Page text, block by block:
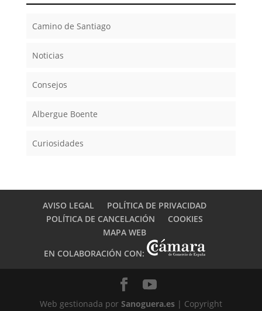
Camino de Santiago
Noticias
Consejos
Albergue Boente
Curiosidades
AVISO LEGAL
POLÍTICA DE PRIVACIDAD
POLÍTICA DE CANCELACIÓN
COOKIES
MAPA WEB
EN COLABORACIÓN CON:
Web gestionada por Sanoguera.es| Copyright